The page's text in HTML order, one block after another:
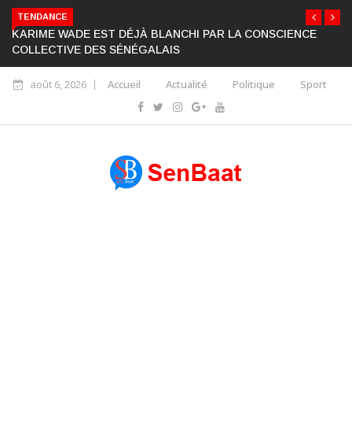
TENDANCE
KARIME WADE EST DÉJÀ BLANCHI PAR LA CONSCIENCE
COLLECTIVE DES SÉNÉGALAIS
août 6, 2026 Accueil Actualité Politique Sport